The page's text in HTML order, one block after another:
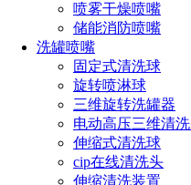
喷雾干燥喷嘴
储能消防喷嘴
洗罐喷嘴
固定式清洗球
旋转喷淋球
三维旋转洗罐器
电动高压三维清
伸缩式清洗球
cip在线清洗头
伸缩清洗装置
双工
长原喷雾集团拥有20多
体工厂，技术开发人员占比
评定为国家高新技术企业，
IATF16949认证体系的要求
良、交货周期短，服务响应